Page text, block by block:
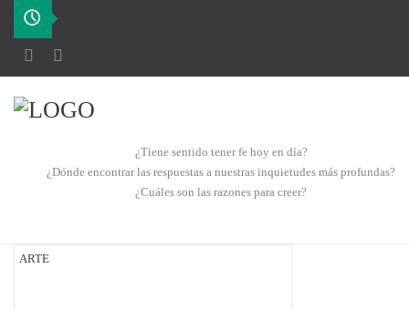
¿Tiene sentido tener fe hoy en día?
¿Dónde encontrar las respuestas a nuestras inquietudes más profundas?
¿Cuáles son las razones para creer?
ARTE